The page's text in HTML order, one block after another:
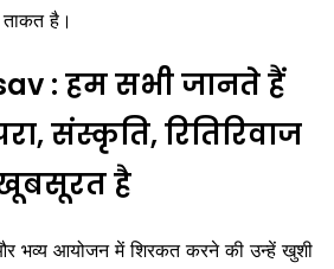
ताकत है।
: हम सभी जानते हैं
संस्कृति, रितिरिवाज
है
भव्य आयोजन में शिरकत करने की उन्हें खुशी